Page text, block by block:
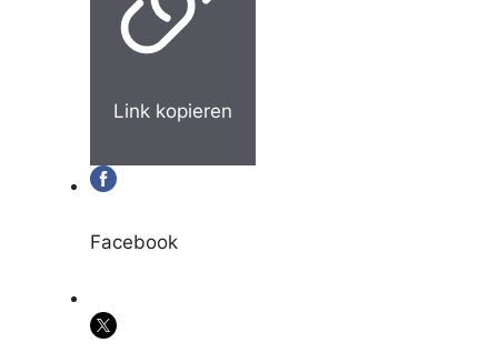
Link kopieren
Facebook